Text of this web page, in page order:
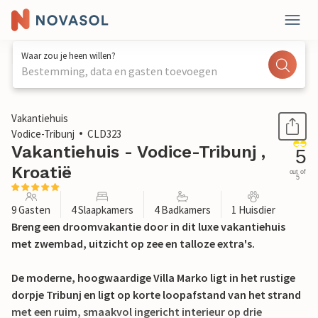
Waar zou je heen willen?
Bestemming, data en gasten toevoegen
1 / 59
Vakantiehuis
Vodice-Tribunj
CLD323
Vakantiehuis - Vodice-Tribunj ,
Kroatië
5
out of
5
9 Gasten 4 Slaapkamers 4 Badkamers 1 Huisdier
Breng een droomvakantie door in dit luxe vakantiehuis
met zwembad, uitzicht op zee en talloze extra's.
De moderne, hoogwaardige Villa Marko ligt in het rustige
dorpje Tribunj en ligt op korte loopafstand van het strand
met een ruim, smaakvol ingericht interieur op drie